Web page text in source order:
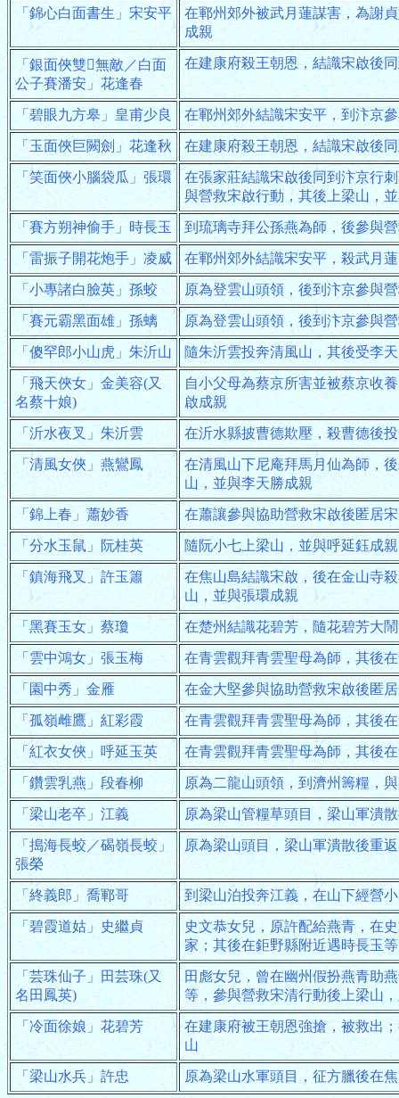
「錦心白面書生」宋安平
在鄆州郊外被武月蓮謀害，為謝
成親
「銀面俠雙無敵／白面
公子賽潘安」花逢春
在建康府殺王朝恩，結識宋啟後
「碧眼九方皋」皇甫少良 在鄆州郊外結識宋安平，到汴京
「玉面俠巨闕劍」花逢秋 在建康府殺王朝恩，結識宋啟後
「笑面俠小腦袋瓜」張環
在張家莊結識宋啟後同到汴京行
與營救宋啟行動，其後上梁山，
「賽方朔神偷手」時長玉 到琉璃寺拜公孫燕為師，後參與
「雷振子開花炮手」凌威 在鄆州郊外結識宋安平，殺武月
「小專諸白臉英」孫蛟 原為登雲山頭領，後到汴京參與
「賽元霸黑面雄」孫螭 原為登雲山頭領，後到汴京參與
「傻罕郎小山虎」朱沂山 隨朱沂雲投奔清風山，其後受李
「飛天俠女」金美容(又
名蔡十娘)
自小父母為蔡京所害並被蔡京收
啟成親
「沂水夜叉」朱沂雲 在沂水縣披曹德欺壓，殺曹德後
「清風女俠」燕鸞鳳
在清風山下尼庵拜馬月仙為師，
山，並與李天勝成親
「錦上春」蕭妙香 在蕭讓參與協助營救宋啟後匿居
「分水玉鼠」阮桂英 隨阮小七上梁山，並與呼延鈺成親
「鎮海飛叉」許玉簫
在焦山島結識宋啟，後在金山寺
山，並與張環成親
「黑賽玉女」蔡瓊 在楚州結識花碧芳，隨花碧芳大
「雲中鴻女」張玉梅 在青雲觀拜青雲聖母為師，其後
「園中秀」金雁 在金大堅參與協助營救宋啟後匿
「孤嶺雌鷹」紅彩霞 在青雲觀拜青雲聖母為師，其後
「紅衣女俠」呼延玉英 在青雲觀拜青雲聖母為師，其後
「鑽雲乳燕」段春柳 原為二龍山頭領，到濟州籌糧，
「梁山老卒」江義 原為梁山管糧草頭目，梁山軍潰
「搗海長蛟／碣嶺長蛟」
張榮
原為梁山頭目，梁山軍潰散後重
「終義郎」喬鄆哥 到梁山泊投奔江義，在山下經營
「碧霞道姑」史繼貞
史文恭女兒，原許配給燕青，在
家；其後在鉅野縣附近遇時長玉
「芸珠仙子」田芸珠(又
名田鳳英)
田彪女兒，曾在幽州假扮燕青助
等，參與營救宋清行動後上梁山
「冷面徐娘」花碧芳
在建康府被王朝恩強搶，被救出
山
「梁山水兵」許忠 原為梁山水軍頭目，征方臘後在